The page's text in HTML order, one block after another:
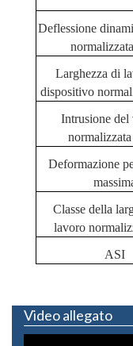
Deflessione
Larghezza di
dispositivo
Intrusione del
Deformazione
Classe della
lavoro
ASI
Video allegato